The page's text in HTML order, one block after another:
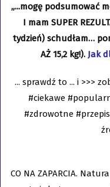
„...mogę podsumować
I mam SUPER
tydzień) schudłam…
AŻ 15,2 kg!). Jak
... sprawdź to ... i >>>
#ciekawe
#zdrowotne
CO NA ZAPARCIA.